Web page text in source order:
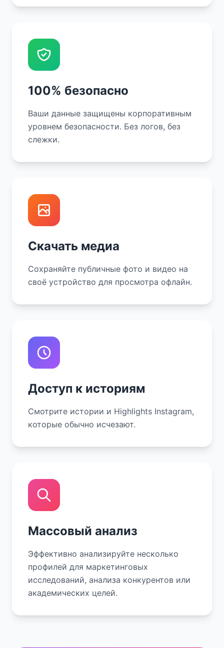
100% безопасно
Ваши данные защищены корпоративным
уровнем безопасности. Без логов, без
слежки.
Скачать медиа
Сохраняйте публичные фото и видео на
своё устройство для просмотра офлайн.
Доступ к историям
Смотрите истории и Highlights Instagram,
которые обычно исчезают.
Массовый анализ
Эффективно анализируйте несколько
профилей для маркетинговых
исследований, анализа конкурентов или
академических целей.